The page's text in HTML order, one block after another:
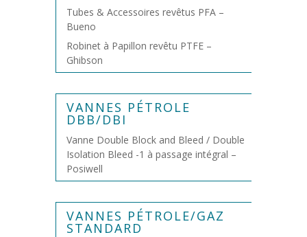
Tubes & Accessoires revêtus PFA –
Bueno
Robinet à Papillon revêtu PTFE –
Ghibson
VANNES PÉTROLE
DBB/DBI
Vanne Double Block and Bleed / Double
Isolation Bleed -1 à passage intégral –
Posiwell
VANNES PÉTROLE/GAZ
STANDARD